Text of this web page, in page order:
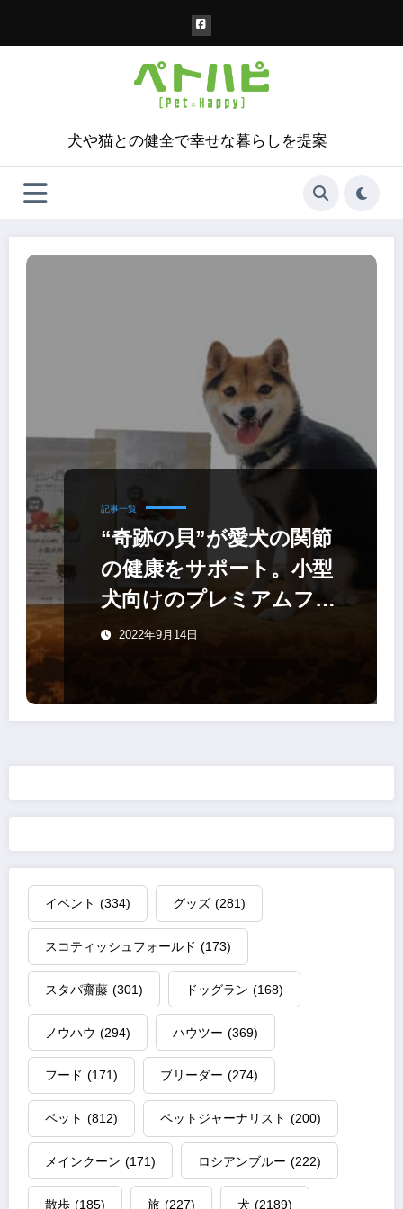
犬や猫との健全で幸せな暮らしを提案
記事一覧
“奇跡の貝”が愛犬の関節
の健康をサポート。小型
犬向けのプレミアムフー
ド「ミシュワン」
2022年9月14日
イベント (334) グッズ (281)
スコティッシュフォールド (173)
スタパ齋藤 (301) ドッグラン (168)
ノウハウ (294) ハウツー (369)
フード (171) ブリーダー (274)
ペット (812) ペットジャーナリスト (200)
メインクーン (171) ロシアンブルー (222)
散歩 (185) 旅 (227) 犬 (2189)